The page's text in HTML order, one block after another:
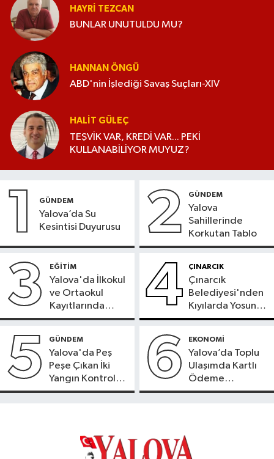
HAYRI TEZCAN
BUNLAR UNUTULDU MU?
HANNAN ÖNGÜ
ABD'nin İşlediği Savaş Suçları-XIV
HALIT GÜLEÇ
TEŞVİK VAR, KREDİ VAR... PEKİ
KULLANABİLİYOR MUYUZ?
1 GÜNDEM
Yalova’da Su
Kesintisi Duyurusu
2 GÜNDEM
Yalova
Sahillerinde
Korkutan Tablo
3 EĞİTİM
Yalova'da İlkokul
ve Ortaokul
Kayıtlarında
Adres
Süreci Başladı
4 ÇINARCIK
Çınarcık
Belediyesi'nden
Kıyılarda Yosun
Temizliği
5 GÜNDEM
Yalova'da Peş
Peşe Çıkan İki
Yangın Kontrol
Altına Alındı
6 EKONOMİ
Yalova’da Toplu
Ulaşımda Kartlı
Ödeme
Beklentisi